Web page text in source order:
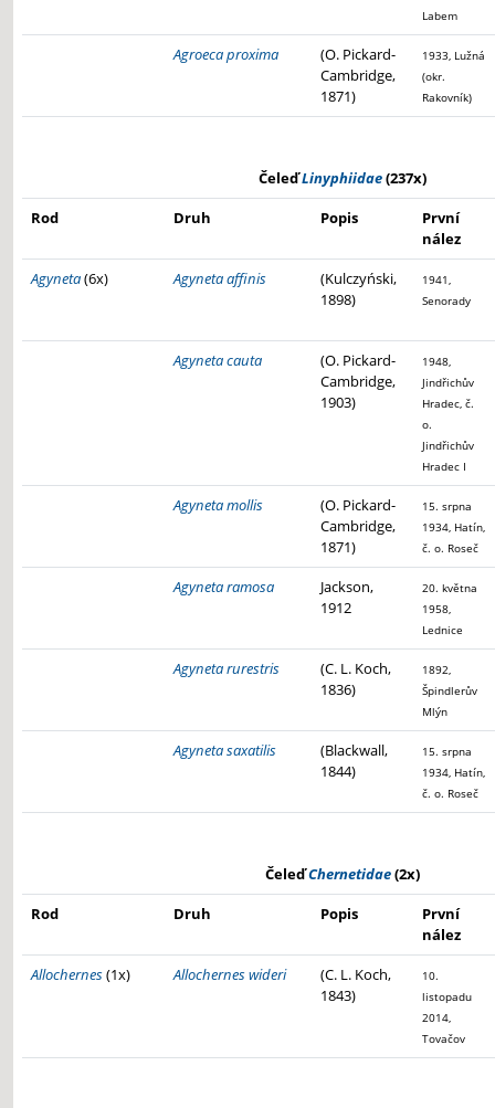
Labem
Agroeca proxima
(O. Pickard-
Cambridge,
1871)
1933, Lužná
(okr.
Rakovník)
ČeleďLinyphiidae(237x)
Rod
Druh Popis
První
nález
Agyneta(6x) Agyneta affinis
(Kulczyński,
1898)
1941,
Senorady
Agyneta cauta
(O. Pickard-
Cambridge,
1903)
1948,
Jindřichův
Hradec, č.
o.
Jindřichův
Hradec I
Agyneta mollis
(O. Pickard-
Cambridge,
1871)
15. srpna
1934, Hatín,
č. o. Roseč
Agyneta ramosa
Jackson,
1912
20. května
1958,
Lednice
Agyneta rurestris
(C. L. Koch,
1836)
1892,
Špindlerův
Mlýn
Agyneta saxatilis
(Blackwall,
1844)
15. srpna
1934, Hatín,
č. o. Roseč
ČeleďChernetidae(2x)
Rod
Druh Popis
První
nález
Allochernes(1x) Allochernes wideri
(C. L. Koch,
1843)
10.
listopadu
2014,
Tovačov